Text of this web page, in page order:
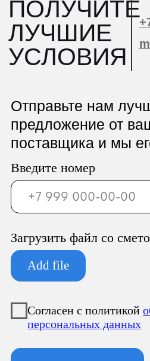
Юридический адрес:
196247, Санкт-Петербург г,
муниципальный округ
Новоизмайловское, пл.
комната 2
Фактический адрес:
196247, Санкт-Петербург г,